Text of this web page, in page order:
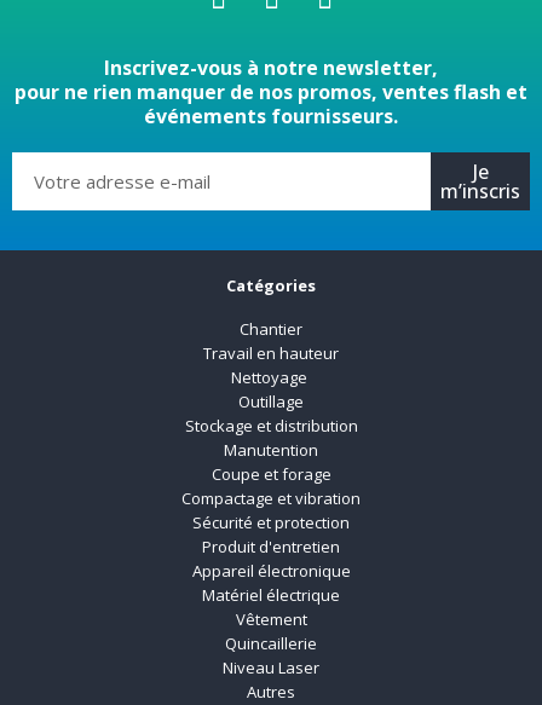
Inscrivez-vous à notre newsletter,
pour ne rien manquer de nos promos, ventes flash et
événements fournisseurs.
Je
m’inscris
Catégories
Chantier
Travail en hauteur
Nettoyage
Outillage
Stockage et distribution
Manutention
Coupe et forage
Compactage et vibration
Sécurité et protection
Produit d'entretien
Appareil électronique
Matériel électrique
Vêtement
Quincaillerie
Niveau Laser
Autres